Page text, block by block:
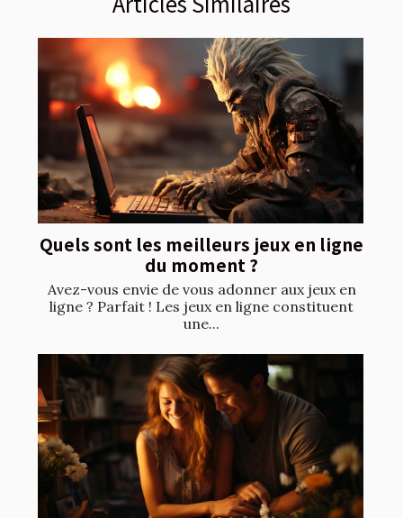
Quels sont les meilleurs jeux en ligne
du moment ?
Avez-vous envie de vous adonner aux jeux en
ligne ? Parfait ! Les jeux en ligne constituent
une...